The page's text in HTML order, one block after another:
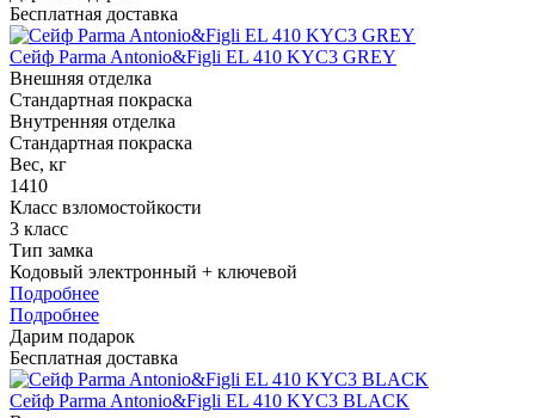
Бесплатная доставка
Сейф Parma Antonio&Figli EL 410 KYC3 GREY
Внешняя отделка
Стандартная покраска
Внутренняя отделка
Стандартная покраска
Вес, кг
1410
Класс взломостойкости
3 класс
Тип замка
Кодовый электронный + ключевой
Подробнее
Подробнее
Дарим подарок
Бесплатная доставка
Сейф Parma Antonio&Figli EL 410 KYC3 BLACK